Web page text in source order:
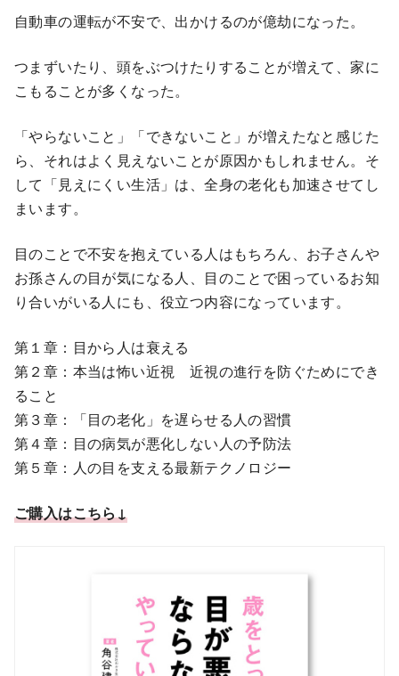
自動車の運転が不安で、出かけるのが億劫になった。
つまずいたり、頭をぶつけたりすることが増えて、家に
こもることが多くなった。
「やらないこと」「できないこと」が増えたなと感じた
ら、それはよく見えないことが原因かもしれません。そ
して「見えにくい生活」は、全身の老化も加速させてし
まいます。
目のことで不安を抱えている人はもちろん、お子さんや
お孫さんの目が気になる人、目のことで困っているお知
り合いがいる人にも、役立つ内容になっています。
第１章：目から人は衰える
第２章：本当は怖い近視 近視の進行を防ぐためにでき
ること
第３章：「目の老化」を遅らせる人の習慣
第４章：目の病気が悪化しない人の予防法
第５章：人の目を支える最新テクノロジー
ご購入はこちら↓